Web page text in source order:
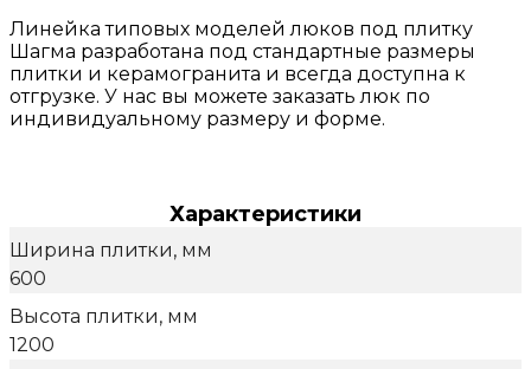
Линейка типовых моделей люков под плитку
Шагма разработана под стандартные размеры
плитки и керамогранита и всегда доступна к
отгрузке. У нас вы можете заказать люк по
индивидуальному размеру и форме.
Характеристики
Ширина плитки, мм
600
Высота плитки, мм
1200